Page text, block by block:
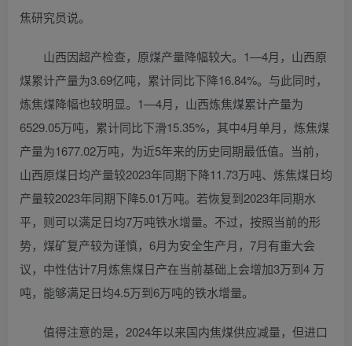
焦研究员说。
山西因超产检查，原煤产量降幅较大。1—4月，山西原
煤累计产量为3.69亿吨，累计同比下降16.84%。与此同时，
炼焦煤降幅也较明显。1—4月，山西炼焦煤累计产量为
6529.05万吨，累计同比下滑15.35%，其中4月单月，炼焦煤
产量为1677.02万吨，为近5年来的历史同期最低值。当前，
山西原煤日均产量较2023年同期下降11.73万吨、炼焦煤日均
产量较2023年同期下降5.01万吨。若恢复到2023年同期水
平，则可以满足日均7万吨铁水增量。不过，按照当前的形
势，煤矿复产较为谨慎，6月为安全生产月，7月有重大会
议，中性估计7月炼焦煤日产在当前基础上会增加3万到4 万
吨，能够满足日均4.5万到6万吨的铁水增量。
值得注意的是，2024年以来国内焦煤供应减量，但进口